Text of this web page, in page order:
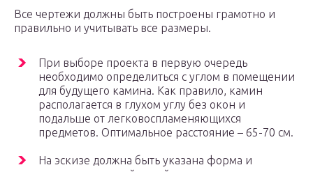
Все чертежи должны быть построены грамотно и
правильно и учитывать все размеры.
При выборе проекта в первую очередь
необходимо определиться с углом в помещении
для будущего камина. Как правило, камин
располагается в глухом углу без окон и
подальше от легковоспламеняющихся
предметов. Оптимальное расстояние – 65-70 см.
На эскизе должна быть указана форма и